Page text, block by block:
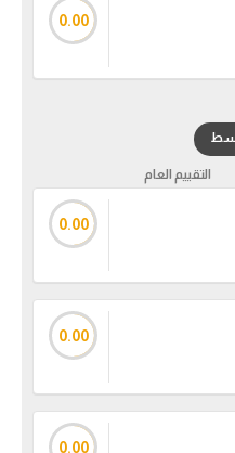
0.00
التقييم العام
0.00
0.00
0.00